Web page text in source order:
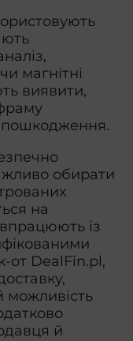
магнітні
виявити,
пошкодження.
обирати
на
із
от DealFin.pl,
можливість
й